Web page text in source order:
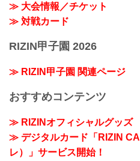
≫ 大会情報／チケット
≫ 対戦カード
RIZIN甲子園 2026
≫ RIZIN甲子園 関連ページ
おすすめコンテンツ
≫ RIZINオフィシャルグッズ
≫ デジタルカード「RIZIN
レ）」サービス開始！